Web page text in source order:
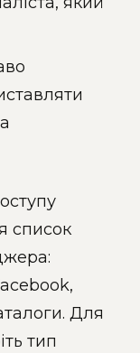
список
Для
тип